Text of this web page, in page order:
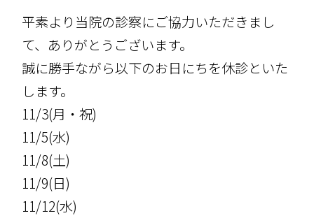
平素より当院の診察にご協力いただきまし
て、ありがとうございます。
誠に勝手ながら以下のお日にちを休診といた
します。
11/3(月・祝)
11/5(水)
11/8(土)
11/9(日)
11/12(水)